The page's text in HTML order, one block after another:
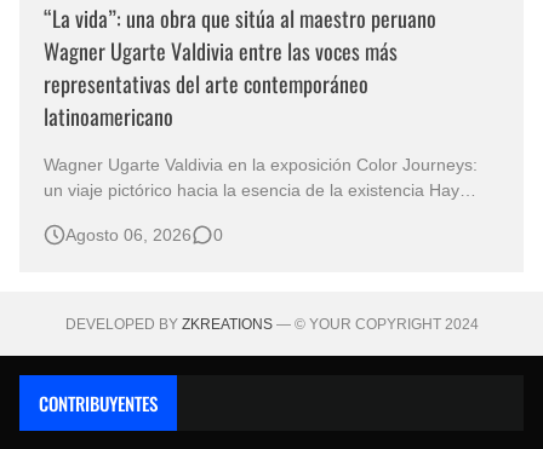
“La vida”: una obra que sitúa al maestro peruano
Wagner Ugarte Valdivia entre las voces más
representativas del arte contemporáneo
latinoamericano
Wagner Ugarte Valdivia en la exposición Color Journeys:
un viaje pictórico hacia la esencia de la existencia Hay
aquello que permanece oculto en la conciencia humana.
Agosto 06, 2026 0
DEVELOPED BY ZKREATIONS— © YOUR COPYRIGHT 2024
CONTRIBUYENTES